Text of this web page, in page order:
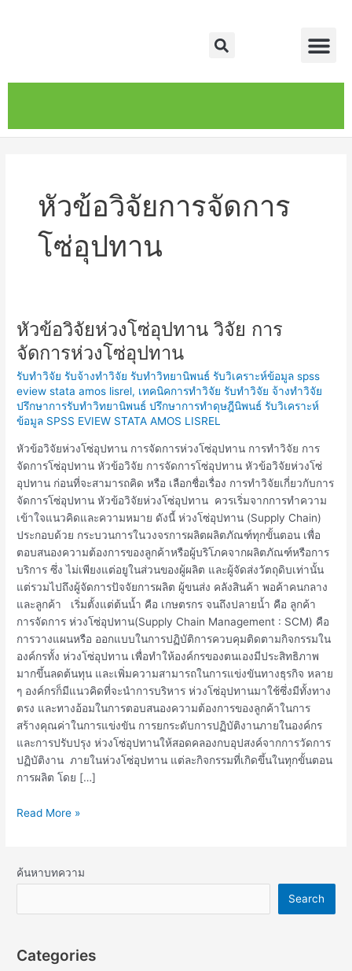
Search
หัวข้อวิจัยการจัดการ
โซ่อุปทาน
หัวข้อวิจัยห่วงโซ่อุปทาน วิจัย การ
จัดการห่วงโซ่อุปทาน
รับทำวิจัย รับจ้างทำวิจัย รับทำวิทยานิพนธ์ รับวิเคราะห์ข้อมูล spss
eview stata amos lisrel, เทคนิคการทำวิจัย รับทำวิจัย จ้างทำวิจัย
ปรึกษาการรับทำวิทยานิพนธ์ ปรึกษาการทำดุษฎีนิพนธ์ รับวิเคราะห์
ข้อมูล SPSS EVIEW STATA AMOS LISREL
หัวข้อวิจัยห่วงโซ่อุปทาน การจัดการห่วงโซ่อุปทาน การทำวิจัย การ
จัดการโซ่อุปทาน หัวข้อวิจัย การจัดการโซ่อุปทาน หัวข้อวิจัยห่วงโซ่
อุปทาน ก่อนที่จะสามารถคิด หรือ เลือกชื่อเรื่อง การทำวิจัยเกี่ยวกับการ
จัดการโซ่อุปทาน หัวข้อวิจัยห่วงโซ่อุปทาน ควรเริ่มจากการทำความ
เข้าใจแนวคิดและความหมาย ดังนี้ ห่วงโซ่อุปทาน (Supply Chain)
ประกอบด้วย กระบวนการในวงจรการผลิตผลิตภัณฑ์ทุกขั้นตอน เพื่อ
ตอบสนองความต้องการของลูกค้าหรือผู้บริโภคจากผลิตภัณฑ์หรือการ
บริการ ซึ่ง ไม่เพียงแต่อยูในส่วนของผู้ผลิต และผู้จัดส่งวัตถุดิบเท่านั้น
แต่รวมไปถึงผู้จัดการปัจจัยการผลิต ผู้ขนส่ง คลังสินค้า พอค้าคนกลาง
และลูกค้า เริ่มตั้งแต่ต้นน้ำ คือ เกษตรกร จนถึงปลายน้ำ คือ ลูกค้า
การจัดการ ห่วงโซ่อุปทาน(Supply Chain Management : SCM) คือ
การวางแผนหรือ ออกแบบในการปฏิบัติการควบคุมติดตามกิจกรรมใน
องค์กรทั้ง ห่วงโซ่อุปทาน เพื่อทำให้องค์กรของตนเองมีประสิทธิภาพ
มากขึ้นลดต้นทุน และเพิ่มความสามารถในการแข่งขันทางธุรกิจ หลาย
ๆ องค์กรก็มีแนวคิดที่จะนำการบริหาร ห่วงโซ่อุปทานมาใช้ซึ่งมีทั้งทาง
ตรง และทางอ้อมในการตอบสนองความต้องการของลูกค้าในการ
สร้างคุณค่าในการแข่งขัน การยกระดับการปฏิบัติงานภายในองค์กร
และการปรับปรุง ห่วงโซ่อุปทานให้สอดคลองกบอุปสงค์จากการวัดการ
ปฏิบัติงาน ภายในห่วงโซ่อุปทาน แต่ละกิจกรรมที่เกิดขึ้นในทุกขั้นตอน
การผลิต โดย […]
หัวข้อ
วิจัย
ห่วง
โซ่
อุปทาน
วิจัย
การ
จัดการ
ห่วง
โซ่
อุปทาน
Read More »
ค้นหาบทความ
Search
Categories